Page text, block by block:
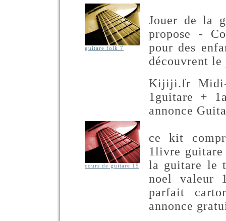
guitare folk 7
Jouer de la
propose -
pour des
découvrent
cours de guitare 19
Kijiji.fr Midi-
1guitare +
annonce
ce kit
1livre guitare
la guitare le
noel valeur
parfait
annonce